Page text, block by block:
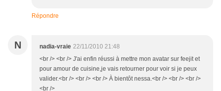
Répondre
N nadia-vraie 22/11/2010 21:48
<br /> <br /> J'ai enfin réussi à mettre mon avatar sur feejit et
pour amour de cuisine,je vais retourner pour voir si je peux
valider.<br /> <br /> <br /> À bientôt nessa.<br /> <br /> <br />
<br />